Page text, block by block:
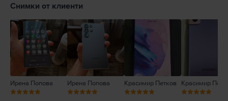
2
Снимки от клиенти
Ирена Попова Ирена Попова Красимир Петков Красимир